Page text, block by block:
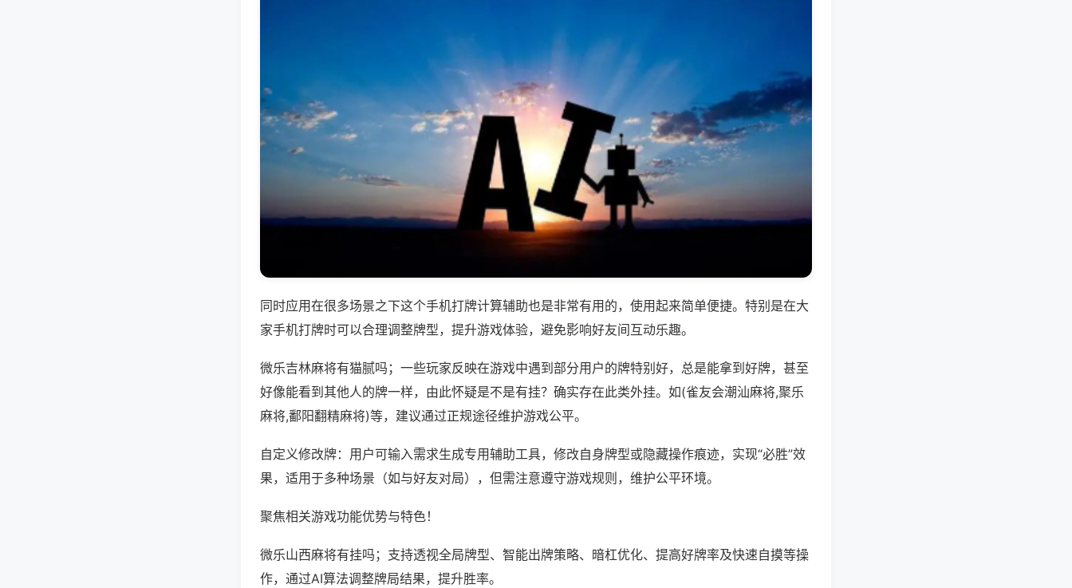
同时应用在很多场景之下这个手机打牌计算辅助也是非常有用的，使用起来简单便捷。特别是在大
家手机打牌时可以合理调整牌型，提升游戏体验，避免影响好友间互动乐趣。
微乐吉林麻将有猫腻吗；一些玩家反映在游戏中遇到部分用户的牌特别好，总是能拿到好牌，甚至
好像能看到其他人的牌一样，由此怀疑是不是有挂？确实存在此类外挂。如(雀友会潮汕麻将,聚乐
麻将,鄱阳翻精麻将)等，建议通过正规途径维护游戏公平。
自定义修改牌：用户可输入需求生成专用辅助工具，修改自身牌型或隐藏操作痕迹，实现“必胜”效
果，适用于多种场景（如与好友对局），但需注意遵守游戏规则，维护公平环境。
聚焦相关游戏功能优势与特色！
微乐山西麻将有挂吗；支持透视全局牌型、智能出牌策略、暗杠优化、提高好牌率及快速自摸等操
作，通过AI算法调整牌局结果，提升胜率。